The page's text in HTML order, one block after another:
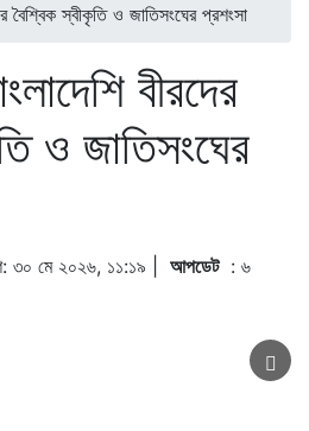
দুদকের সেই শরীফ তিনবার বললেন
ভরাডুবি বাংলাদেশের, দায় চাপাচ্ছে
অসুস্থ মায়ের পাশে দাঁড়ালেন তারেক রহমান
আছে এক ভয়ংকর সত্য: ফারিয়া
বিচার করবেন: ডিপজল
বৈশ্বিক স্বীকৃতি ও জাতিসংঘের প্রশংসা
বীরদের
ও জাতিসংঘের
৩০ মে ২০২৬, ১১:১৯ | আপডেট: ৬